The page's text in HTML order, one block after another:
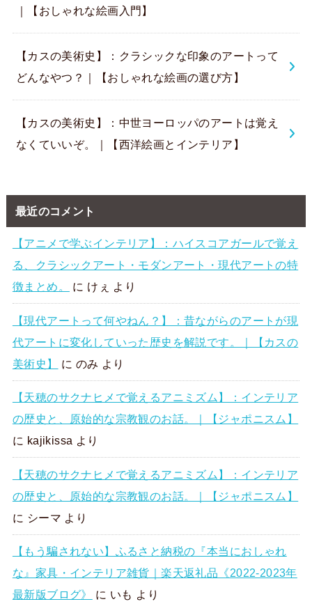
｜【おしゃれな絵画入門】
【カスの美術史】：クラシックな印象のアートって
どんなやつ？｜【おしゃれな絵画の選び方】
【カスの美術史】：中世ヨーロッパのアートは覚え
なくていいぞ。｜【西洋絵画とインテリア】
最近のコメント
【アニメで学ぶインテリア】：ハイスコアガールで覚え
る、クラシックアート・モダンアート・現代アートの特
徴まとめ。
に けぇ より
【現代アートって何やねん？】：昔ながらのアートが現
代アートに変化していった歴史を解説です。｜【カスの
美術史】
に のみ より
【天穂のサクナヒメで覚えるアニミズム】：インテリア
の歴史と、原始的な宗教観のお話。｜【ジャポニスム】
に kajikissa より
【天穂のサクナヒメで覚えるアニミズム】：インテリア
の歴史と、原始的な宗教観のお話。｜【ジャポニスム】
に シーマ より
【もう騙されない】ふるさと納税の『本当におしゃれ
な』家具・インテリア雑貨｜楽天返礼品《2022-2023年
最新版ブログ》
に いも より